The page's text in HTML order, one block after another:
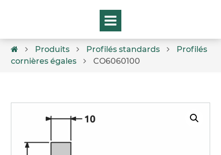
Produits Profilés standards
Profilés
cornières égales
CO6060100